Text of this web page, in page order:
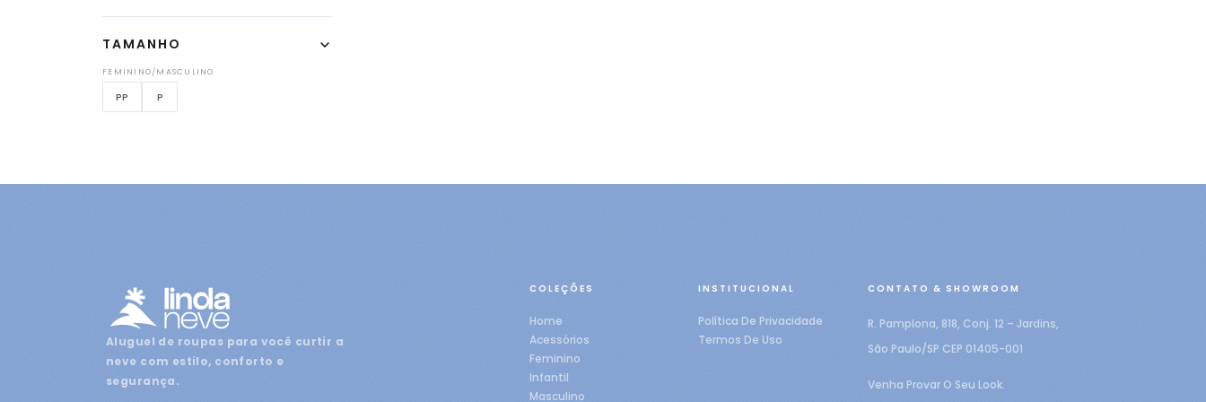
TAMANHO
FEMININO/MASCULINO
PP P
Aluguel de roupas para você curtir a
neve com estilo, conforto e
segurança.
COLEÇÕES
Home
Acessórios
Feminino
Infantil
Masculino
INSTITUCIONAL
Política De Privacidade
Termos De Uso
CONTATO & SHOWROOM
R. Pamplona, 818, Conj. 12 – Jardins,
São Paulo/SP CEP 01405-001
Venha Provar O Seu Look.